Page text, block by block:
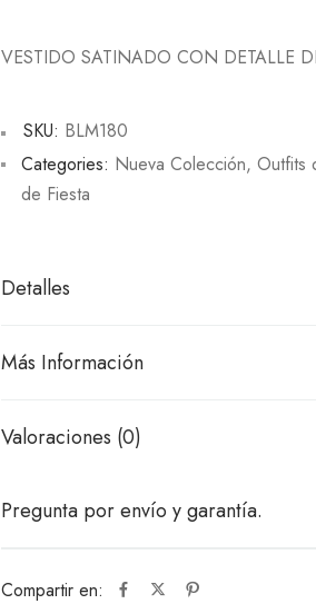
VESTIDO SATINADO CON DETALLE
Compartir en:
SKU: BLM180
Categories: Nueva Colección,Outfits
de Fiesta
Detalles
Más Información
Valoraciones (0)
Pregunta por envío y garantía.